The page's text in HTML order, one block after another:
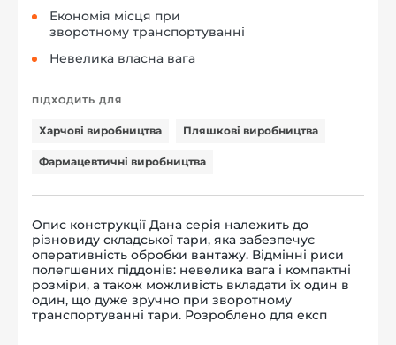
Економія місця при
зворотному транспортуванні
Невелика власна вага
ПІДХОДИТЬ ДЛЯ
Харчові виробництва Пляшкові виробництва
Фармацевтичні виробництва
Опис конструкції Дана серія належить до
різновиду складської тари, яка забезпечує
оперативність обробки вантажу. Відмінні риси
полегшених піддонів: невелика вага і компактні
розміри, а також можливість вкладати їх один в
один, що дуже зручно при зворотному
транспортуванні тари. Розроблено для експ